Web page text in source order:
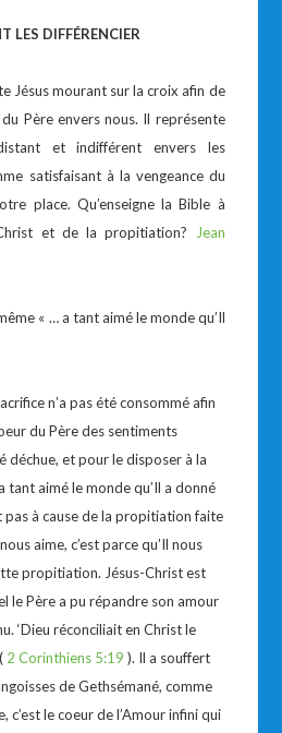
LES DIFFÉRENCIER
Jésus mourant sur la croix afin de
Père envers nous. Il représente
et indifférent envers les
satisfaisant à la vengeance du
place. Qu’enseigne la Bible à
et de la propitiation?
Jean
« … a tant aimé le monde qu’Il
n’a pas été consommé afin
du Père des sentiments
déchue, et pour le disposer à la
tant aimé le monde qu’Il a donné
pas à cause de la propitiation faite
aime, c’est parce qu’Il nous
propitiation. Jésus-Christ est
le Père a pu répandre son amour
‘Dieu réconciliait en Christ le
2 Corinthiens 5:19 ). Il a souffert
de Gethsémané, comme
c’est le coeur de l’Amour infini qui